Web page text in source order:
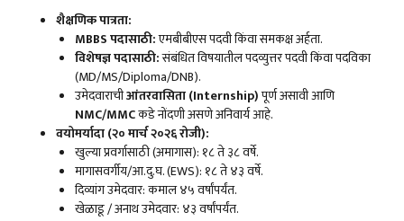
शैक्षणिक पात्रता:
MBBSपदासाठी:एमबीबीएस पदवी किंवा समकक्ष अर्हता.
विशेषज्ञ पदासाठी:संबंधित विषयातील पदव्युत्तर पदवी किंवा पदविका
(MD/MS/Diploma/DNB).
उमेदवाराचीआंतरवासिता (Internship)पूर्ण असावी आणि
NMC/MMCकडे नोंदणी असणे अनिवार्य आहे.
वयोमर्यादा (२० मार्च २०२६ रोजी):
खुल्या प्रवर्गासाठी (अमागास): १८ ते ३८ वर्षे.
मागासवर्गीय/आ.दु.घ. (EWS): १८ ते ४३ वर्षे.
दिव्यांग उमेदवार: कमाल ४५ वर्षांपर्यंत.
खेळाडू / अनाथ उमेदवार: ४३ वर्षांपर्यंत.